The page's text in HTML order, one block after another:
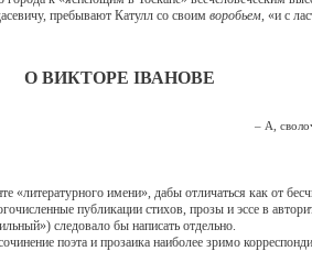
пребывают Катулл со своим воробьем, «и с
О ВИКТОРЕ IВАНОВЕ
– А, сволочь,
имени», дабы отличаться как от
публикации стихов, прозы и эссе в
следовало бы написать отдельно.
поэта и прозаика наиболее зримо